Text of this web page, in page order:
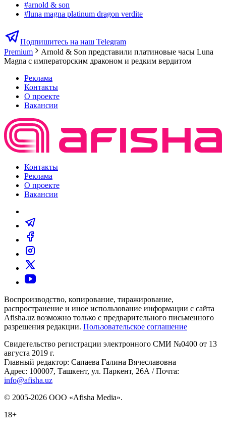
#arnold & son
#luna magna platinum dragon verdite
Подпишитесь на наш Telegram
Premium
Arnold & Son представили платиновые часы Luna
Magna с императорским драконом и редким вердитом
Реклама
Контакты
О проекте
Вакансии
Контакты
Реклама
О проекте
Вакансии
Воспроизводство, копирование, тиражирование,
распространение и иное использование информации с сайта
Afisha.uz возможно только с предварительного письменного
разрешения редакции. Пользовательское соглашение
Свидетельство регистрации электронного СМИ №0400 от 13
августа 2019 г.
Главный редактор: Сапаева Галина Вячеславовна
Адрес: 100007, Ташкент, ул. Паркент, 26А / Почта:
info@afisha.uz
© 2005-2026 ООО «Afisha Media».
18+